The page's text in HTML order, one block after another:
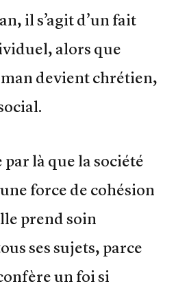
il s’agit d’un fait
alors que
devient chrétien,
là que la société
force de cohésion
prend soin
ses sujets, parce
un foi si